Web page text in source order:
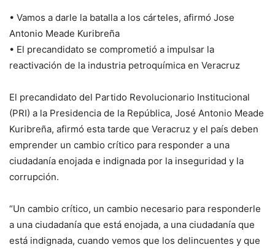
• Vamos a darle la batalla a los cárteles, afirmó Jose
Antonio Meade Kuribreña
• El precandidato se comprometió a impulsar la
reactivación de la industria petroquímica en Veracruz
El precandidato del Partido Revolucionario Institucional
(PRI) a la Presidencia de la República, José Antonio Meade
Kuribreña, afirmó esta tarde que Veracruz y el país deben
emprender un cambio crítico para responder a una
ciudadanía enojada e indignada por la inseguridad y la
corrupción.
“Un cambio crítico, un cambio necesario para responderle
a una ciudadanía que está enojada, a una ciudadanía que
está indignada, cuando vemos que los delincuentes y que